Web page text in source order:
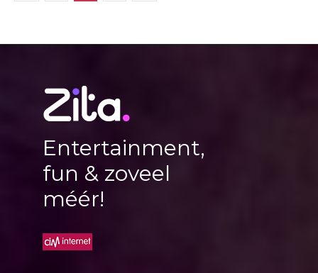
Entertainment,
fun & zoveel
méér!